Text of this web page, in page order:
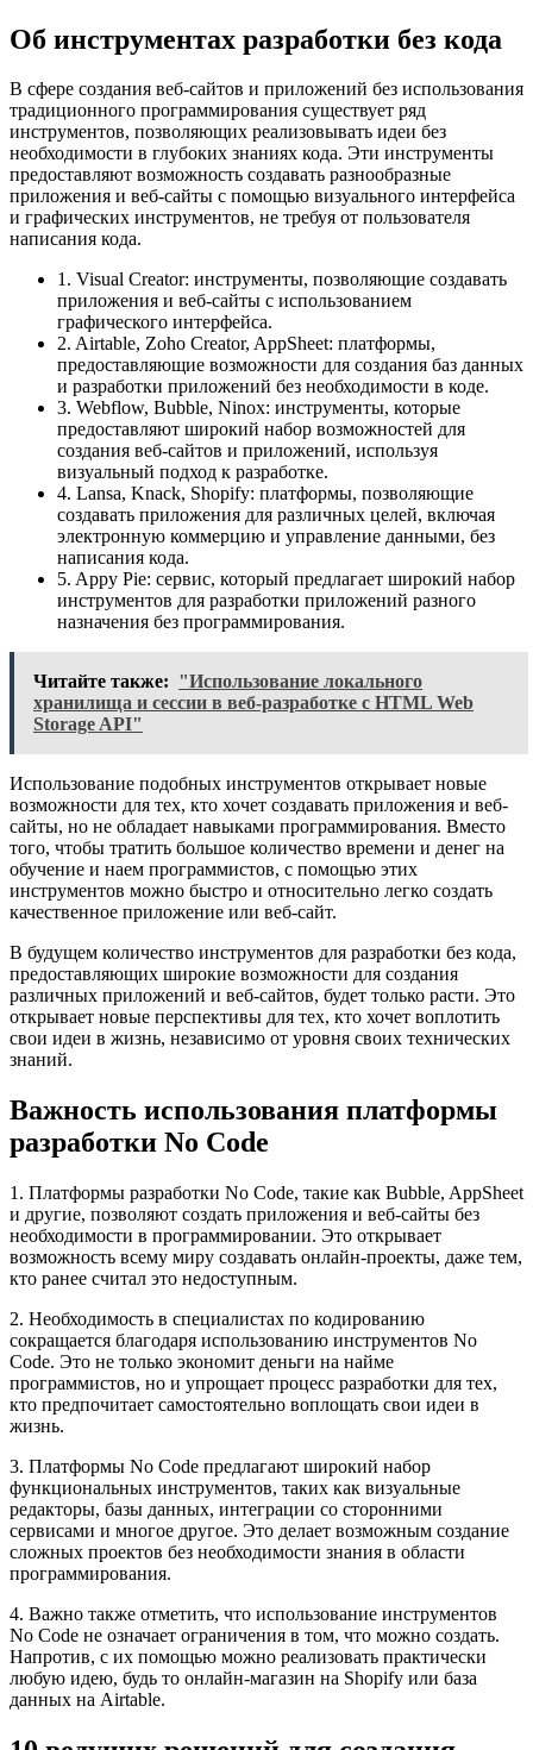
Об инструментах разработки без кода
В сфере создания веб-сайтов и приложений без использования
традиционного программирования существует ряд
инструментов, позволяющих реализовывать идеи без
необходимости в глубоких знаниях кода. Эти инструменты
предоставляют возможность создавать разнообразные
приложения и веб-сайты с помощью визуального интерфейса
и графических инструментов, не требуя от пользователя
написания кода.
1. Visual Creator: инструменты, позволяющие создавать
приложения и веб-сайты с использованием
графического интерфейса.
2. Airtable, Zoho Creator, AppSheet: платформы,
предоставляющие возможности для создания баз данных
и разработки приложений без необходимости в коде.
3. Webflow, Bubble, Ninox: инструменты, которые
предоставляют широкий набор возможностей для
создания веб-сайтов и приложений, используя
визуальный подход к разработке.
4. Lansa, Knack, Shopify: платформы, позволяющие
создавать приложения для различных целей, включая
электронную коммерцию и управление данными, без
написания кода.
5. Appy Pie: сервис, который предлагает широкий набор
инструментов для разработки приложений разного
назначения без программирования.
Читайте также: "Использование локального
хранилища и сессии в веб-разработке с HTML Web
Storage API"
Использование подобных инструментов открывает новые
возможности для тех, кто хочет создавать приложения и веб-
сайты, но не обладает навыками программирования. Вместо
того, чтобы тратить большое количество времени и денег на
обучение и наем программистов, с помощью этих
инструментов можно быстро и относительно легко создать
качественное приложение или веб-сайт.
В будущем количество инструментов для разработки без кода,
предоставляющих широкие возможности для создания
различных приложений и веб-сайтов, будет только расти. Это
открывает новые перспективы для тех, кто хочет воплотить
свои идеи в жизнь, независимо от уровня своих технических
знаний.
Важность использования платформы
разработки No Code
1. Платформы разработки No Code, такие как Bubble, AppSheet
и другие, позволяют создать приложения и веб-сайты без
необходимости в программировании. Это открывает
возможность всему миру создавать онлайн-проекты, даже тем,
кто ранее считал это недоступным.
2. Необходимость в специалистах по кодированию
сокращается благодаря использованию инструментов No
Code. Это не только экономит деньги на найме
программистов, но и упрощает процесс разработки для тех,
кто предпочитает самостоятельно воплощать свои идеи в
жизнь.
3. Платформы No Code предлагают широкий набор
функциональных инструментов, таких как визуальные
редакторы, базы данных, интеграции со сторонними
сервисами и многое другое. Это делает возможным создание
сложных проектов без необходимости знания в области
программирования.
4. Важно также отметить, что использование инструментов
No Code не означает ограничения в том, что можно создать.
Напротив, с их помощью можно реализовать практически
любую идею, будь то онлайн-магазин на Shopify или база
данных на Airtable.